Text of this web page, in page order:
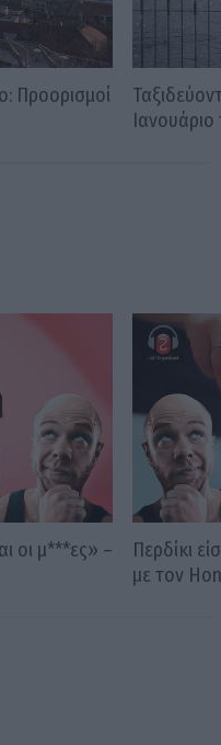
Προορισμοί
οι μ***ες» –
Περδίκι
με τον